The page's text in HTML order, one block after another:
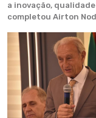
a inovação,
completou Airton